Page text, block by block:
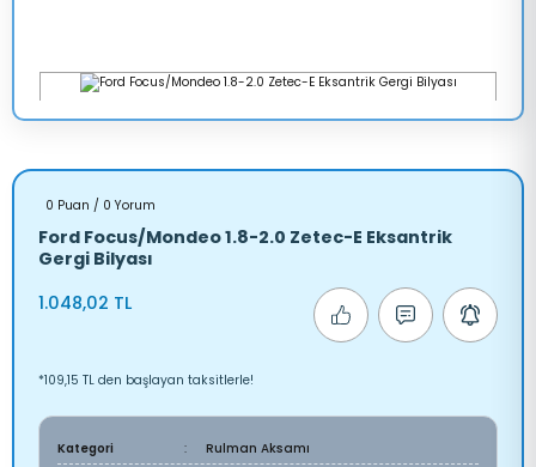
0 Puan / 0 Yorum
Ford Focus/Mondeo 1.8-2.0 Zetec-E Eksantrik
Gergi Bilyası
1.048,02 TL
*109,15 TL den başlayan taksitlerle!
Kategori
Rulman Aksamı